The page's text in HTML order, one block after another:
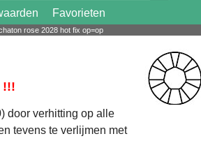
Favorieten
rose 2028 hot fix op=op
!!!
door verhitting op alle
tevens te verlijmen met